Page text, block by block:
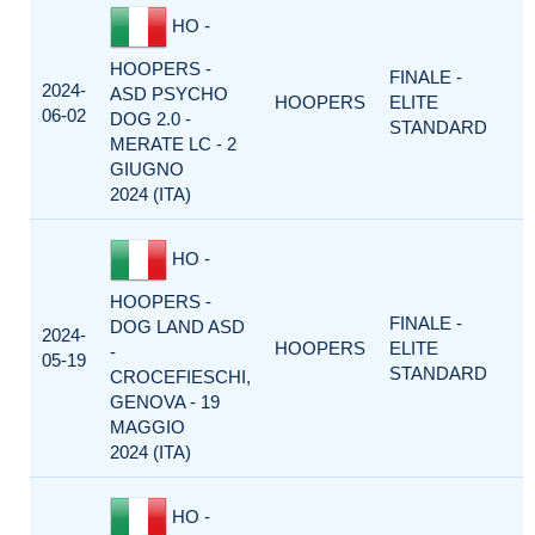
2024-
06-02
HO -
HOOPERS -
ASD PSYCHO
DOG 2.0 -
MERATE LC - 2
GIUGNO
2024 (ITA)
HOOPERS
FINALE -
ELITE
STANDARD
2024-
05-19
HO -
HOOPERS -
DOG LAND ASD
-
CROCEFIESCHI,
GENOVA - 19
MAGGIO
2024 (ITA)
HOOPERS
FINALE -
ELITE
STANDARD
HO -